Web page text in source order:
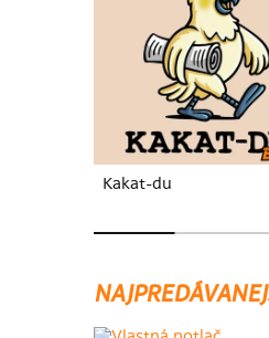
Kakat-du